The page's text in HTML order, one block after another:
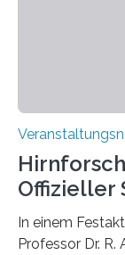
Offizieller
In einem
Professor Dr.